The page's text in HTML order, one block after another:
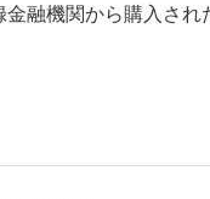
融機関から購入さ